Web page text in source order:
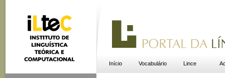
Início Vocabulário Lince